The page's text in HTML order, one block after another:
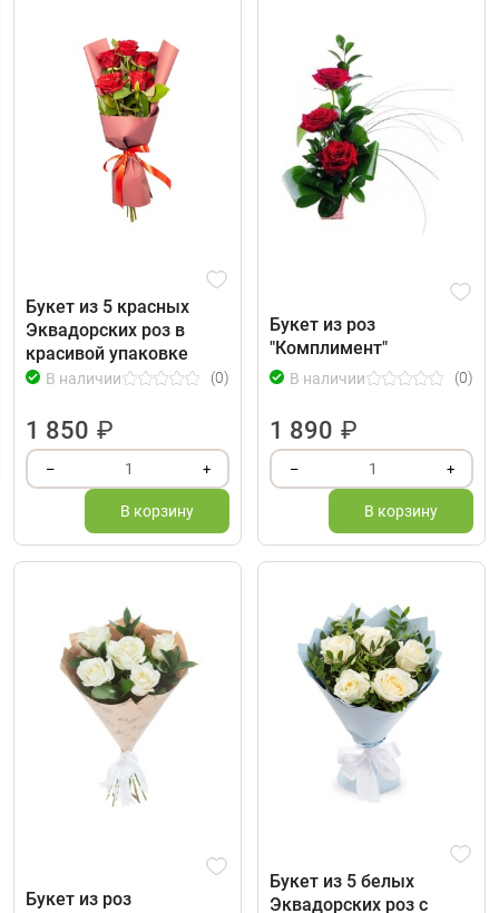
Букет из 5 красных
Эквадорских роз в
красивой упаковке
В наличии (0)
1 850 ₽
– 1 +
В корзину
Букет из роз
"Комплимент"
В наличии (0)
1 890 ₽
– 1 +
В корзину
Букет из роз
Букет из 5 белых
Эквадорских роз с